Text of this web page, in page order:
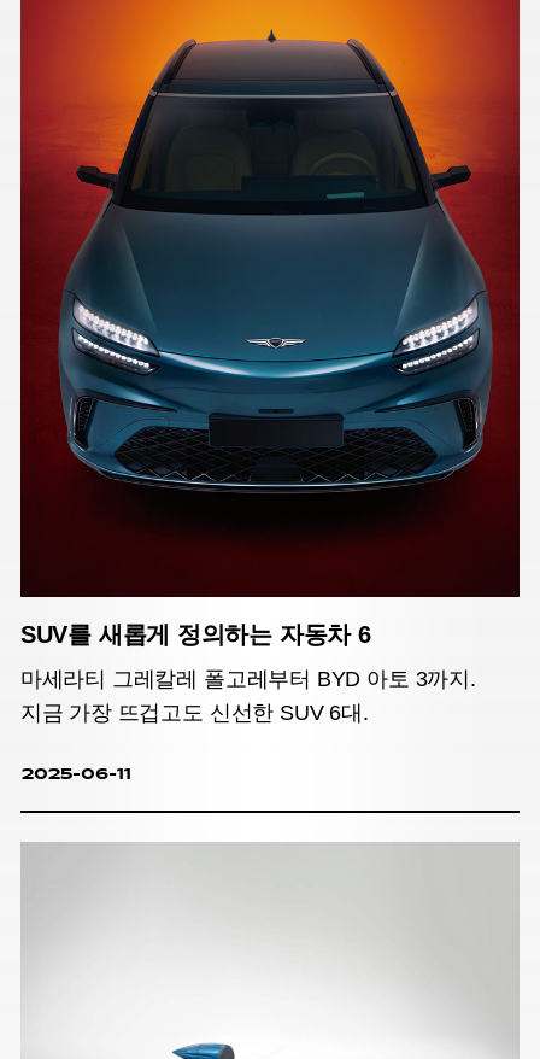
SUV를 새롭게 정의하는 자동차 6
마세라티 그레칼레 폴고레부터 BYD 아토 3까지.
지금 가장 뜨겁고도 신선한 SUV 6대.
2025-06-11